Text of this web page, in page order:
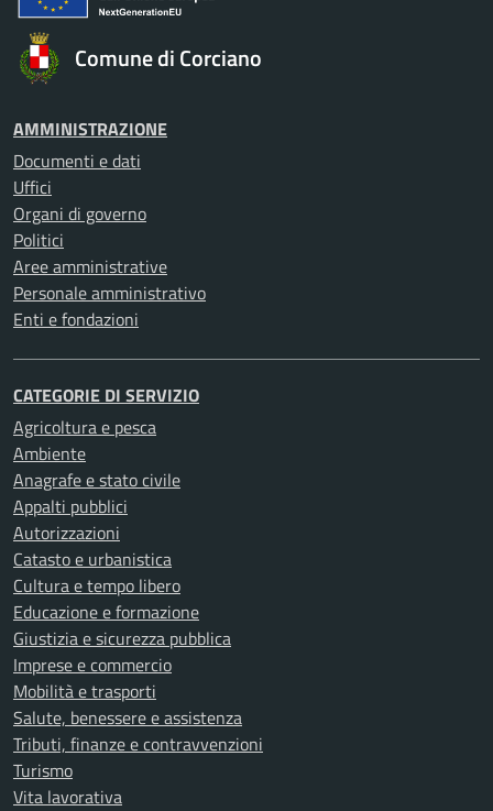
Comune di Corciano
AMMINISTRAZIONE
Documenti e dati
Uffici
Organi di governo
Politici
Aree amministrative
Personale amministrativo
Enti e fondazioni
CATEGORIE DI SERVIZIO
Agricoltura e pesca
Ambiente
Anagrafe e stato civile
Appalti pubblici
Autorizzazioni
Catasto e urbanistica
Cultura e tempo libero
Educazione e formazione
Giustizia e sicurezza pubblica
Imprese e commercio
Mobilità e trasporti
Salute, benessere e assistenza
Tributi, finanze e contravvenzioni
Turismo
Vita lavorativa